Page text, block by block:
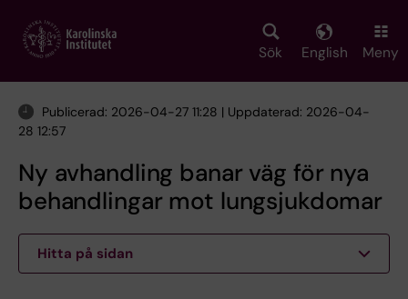
main
Sök English Meny
Publicerad: 2026-04-27 11:28 | Uppdaterad: 2026-04-
28 12:57
Ny avhandling banar väg för nya
behandlingar mot lungsjukdomar
Hitta på sidan